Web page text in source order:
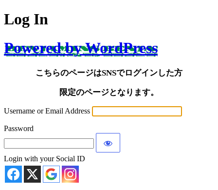
Log In
Powered by WordPress
こちらのページはSNSでログインした方
限定のページとなります。
Username or Email Address
Password
Login with your Social ID